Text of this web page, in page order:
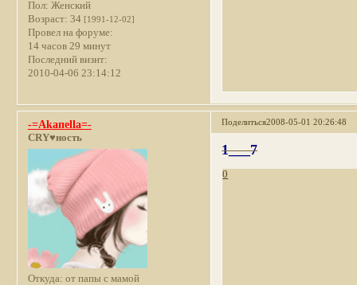
Пол: Женский
Возраст: 34 [1991-12-02]
Провел на форуме:
14 часов 29 минут
Последний визит:
2010-04-06 23:14:12
Поделиться2008-05-01 20:26:48
-=Akaпella=-
CRY♥ность
Откуда: от папы с мамой
1___7
0